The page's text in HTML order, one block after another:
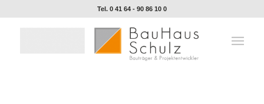
Tel. 0 41 64 - 90 86 10 0